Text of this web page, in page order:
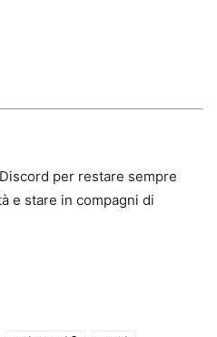
per restare sempre
e stare in compagni di